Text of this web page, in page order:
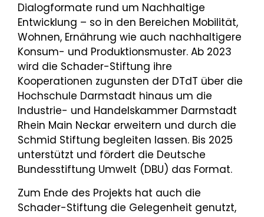
Dialogformate rund um Nachhaltige
Entwicklung – so in den Bereichen Mobilität,
Wohnen, Ernährung wie auch nachhaltigere
Konsum- und Produktionsmuster. Ab 2023
wird die Schader-Stiftung ihre
Kooperationen zugunsten der DTdT über die
Hochschule Darmstadt hinaus um die
Industrie- und Handelskammer Darmstadt
Rhein Main Neckar erweitern und durch die
Schmid Stiftung begleiten lassen. Bis 2025
unterstützt und fördert die Deutsche
Bundesstiftung Umwelt (DBU) das Format.
Zum Ende des Projekts hat auch die
Schader-Stiftung die Gelegenheit genutzt,